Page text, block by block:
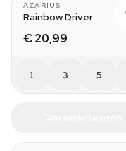
AZARIUS
Rainbow Driver
€ 20,99
1 3 5